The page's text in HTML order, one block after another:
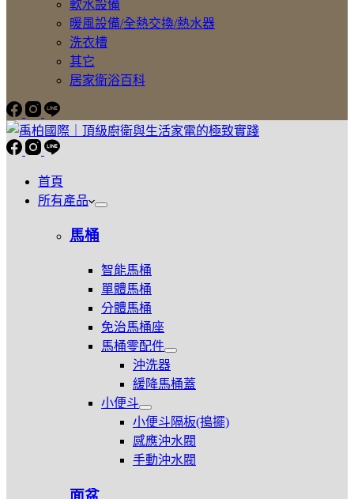
軟水設備
暖風設備/全熱交換/熱水器
洗衣槽
其它
居家衛浴百科
首頁
所有產品
馬桶
智能馬桶
單體馬桶
分體馬桶
免治馬桶座
馬桶零配件
開
馬
零
配
件
沖洗器
緩降馬桶蓋
小便斗
展
開
小
便
小便斗隔板(搗擺)
感應沖水閥
手動沖水閥
面盆